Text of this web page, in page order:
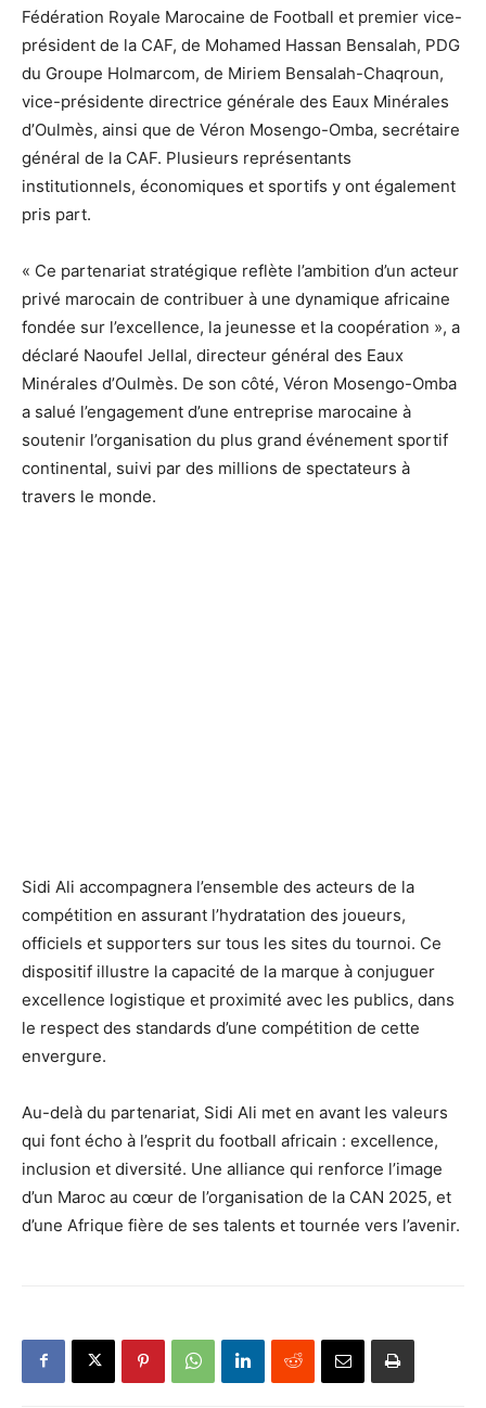
Fédération Royale Marocaine de Football et premier vice-
président de la CAF, de Mohamed Hassan Bensalah, PDG
du Groupe Holmarcom, de Miriem Bensalah-Chaqroun,
vice-présidente directrice générale des Eaux Minérales
d’Oulmès, ainsi que de Véron Mosengo-Omba, secrétaire
général de la CAF. Plusieurs représentants
institutionnels, économiques et sportifs y ont également
pris part.
« Ce partenariat stratégique reflète l’ambition d’un acteur
privé marocain de contribuer à une dynamique africaine
fondée sur l’excellence, la jeunesse et la coopération », a
déclaré Naoufel Jellal, directeur général des Eaux
Minérales d’Oulmès. De son côté, Véron Mosengo-Omba
a salué l’engagement d’une entreprise marocaine à
soutenir l’organisation du plus grand événement sportif
continental, suivi par des millions de spectateurs à
travers le monde.
Sidi Ali accompagnera l’ensemble des acteurs de la
compétition en assurant l’hydratation des joueurs,
officiels et supporters sur tous les sites du tournoi. Ce
dispositif illustre la capacité de la marque à conjuguer
excellence logistique et proximité avec les publics, dans
le respect des standards d’une compétition de cette
envergure.
Au-delà du partenariat, Sidi Ali met en avant les valeurs
qui font écho à l’esprit du football africain : excellence,
inclusion et diversité. Une alliance qui renforce l’image
d’un Maroc au cœur de l’organisation de la CAN 2025, et
d’une Afrique fière de ses talents et tournée vers l’avenir.